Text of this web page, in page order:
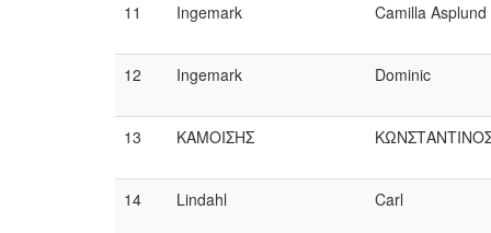
11 Ingemark Camilla Asplund
12 Ingemark Dominic
13 KΑΜΟΙΣΗΣ
14 Lindahl Carl